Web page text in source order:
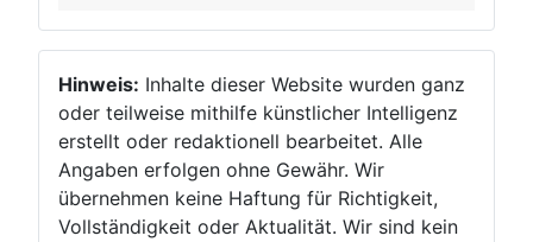
Hinweis: Inhalte dieser Website wurden ganz
oder teilweise mithilfe künstlicher Intelligenz
erstellt oder redaktionell bearbeitet. Alle
Angaben erfolgen ohne Gewähr. Wir
übernehmen keine Haftung für Richtigkeit,
Vollständigkeit oder Aktualität. Wir sind kein